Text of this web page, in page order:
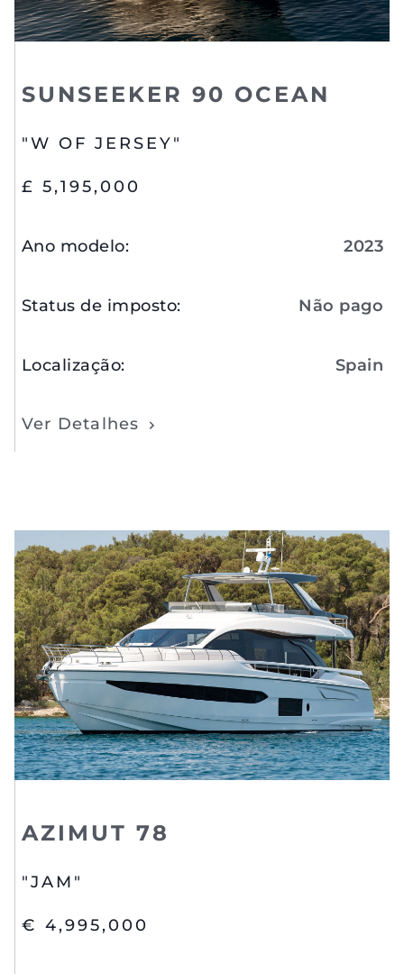
SUNSEEKER 90 OCEAN
"W OF JERSEY"
£ 5,195,000
Ano modelo: 2023
Status de imposto: Não pago
Localização: Spain
Ver Detalhes
AZIMUT 78
"JAM"
€ 4,995,000